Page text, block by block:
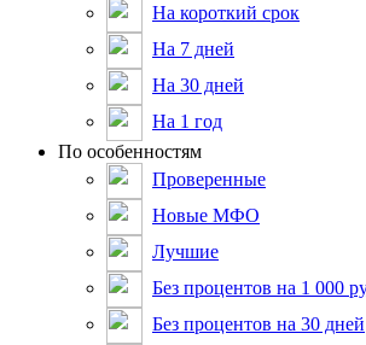
На короткий срок
На 7 дней
На 30 дней
На 1 год
По особенностям
Проверенные
Новые МФО
Лучшие
Без процентов на 1 000
Без процентов на 30 дней